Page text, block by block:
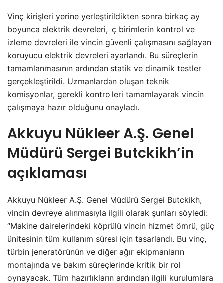
Vinç kirişleri yerine yerleştirildikten sonra birkaç ay
boyunca elektrik devreleri, iç birimlerin kontrol ve
izleme devreleri ile vincin güvenli çalışmasını sağlayan
koruyucu elektrik devreleri ayarlandı. Bu süreçlerin
tamamlanmasının ardından statik ve dinamik testler
gerçekleştirildi. Uzmanlardan oluşan teknik
komisyonlar, gerekli kontrolleri tamamlayarak vincin
çalışmaya hazır olduğunu onayladı.
Akkuyu Nükleer A.Ş. Genel
Müdürü Sergei Butckikh’in
açıklaması
Akkuyu Nükleer A.Ş. Genel Müdürü Sergei Butckikh,
vincin devreye alınmasıyla ilgili olarak şunları söyledi:
“Makine dairelerindeki köprülü vincin hizmet ömrü, güç
ünitesinin tüm kullanım süresi için tasarlandı. Bu vinç,
türbin jeneratörünün ve diğer ağır ekipmanların
montajında ve bakım süreçlerinde kritik bir rol
oynayacak. Tüm hazırlıkların ardından ilgili kurulumlara